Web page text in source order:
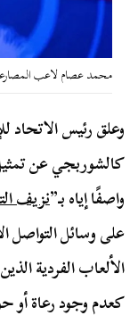
محمد عصام لاعب المصارعة
وعلق رئيس الاتحاد
كالشوربجي عن
واصفًا إياه بـ”نزيف
على وسائل التواصل
الألعاب الفردية
كعدم وجود رعاة أو